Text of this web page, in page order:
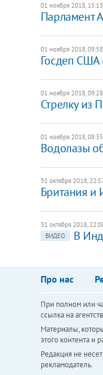
01 ноября 2018, 15:13
Парламент
01 ноября 2018, 09:58
Госдеп США
01 ноября 2018, 09:28
Стрелку из
01 ноября 2018, 08:35
Водолазы
31 октября 2018,
Британия и
31 октября 2018,
ВИДЕО
В
Про нас
При полном или
ссылка на
Материалы,
этого контента и
Редакция не
рекламодатель.